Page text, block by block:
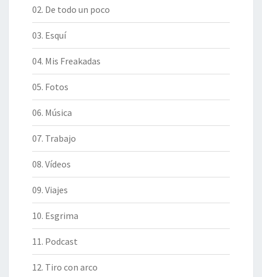
02. De todo un poco
03. Esquí
04. Mis Freakadas
05. Fotos
06. Música
07. Trabajo
08. Vídeos
09. Viajes
10. Esgrima
11. Podcast
12. Tiro con arco